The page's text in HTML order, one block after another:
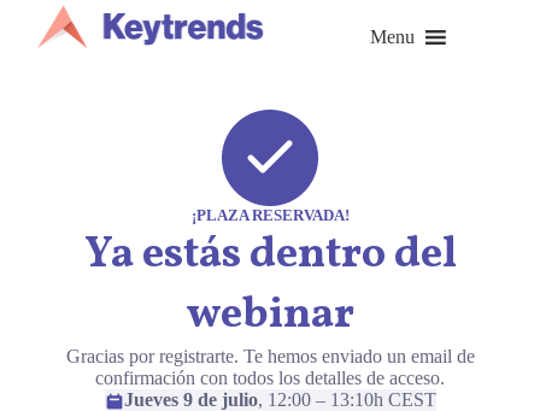
contenido
Menu
¡PLAZA RESERVADA!
Ya estás dentro del
webinar
Gracias por registrarte. Te hemos enviado un email de
confirmación con todos los detalles de acceso.
Jueves 9 de julio, 12:00 – 13:10h CEST